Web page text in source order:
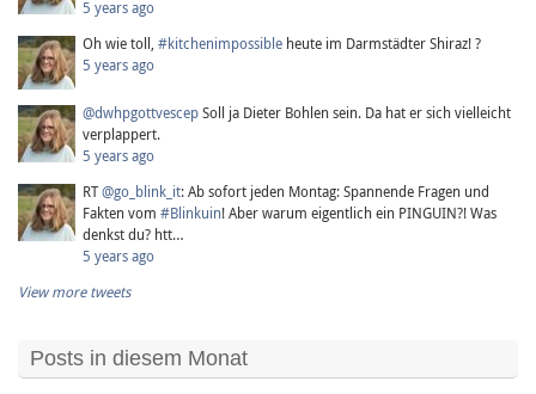
5 years ago
Oh wie toll, #kitchenimpossible heute im Darmstädter Shiraz! ?
5 years ago
@dwhpgottvescepSoll ja Dieter Bohlen sein. Da hat er sich vielleicht
verplappert.
5 years ago
RT@go_blink_it: Ab sofort jeden Montag: Spannende Fragen und
Fakten vom #Blinkuin! Aber warum eigentlich ein PINGUIN?! Was
denkst du? htt…
5 years ago
View more tweets
Posts in diesem Monat